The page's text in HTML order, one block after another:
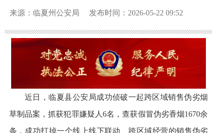
来源：临夏州公安局 发布时间：2026-05-22 09:52
近日，临夏县公安局成功侦破一起跨区域销售伪劣烟
草制品案，抓获犯罪嫌疑人6名，查获假冒伪劣香烟1670余
条，成功打掉一个线上线下联动、跨区域经营的销售伪劣